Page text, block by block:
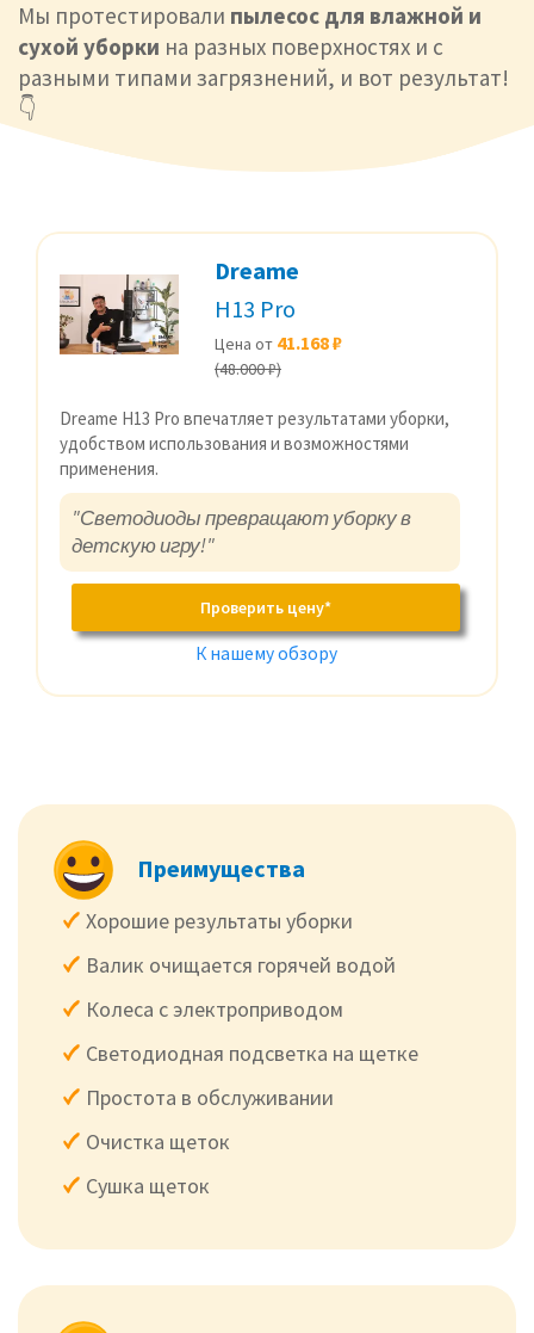
Мы протестировали пылесос для влажной и
сухой уборки на разных поверхностях и с
разными типами загрязнений, и вот результат!
👇
Dreame
H13 Pro
Цена от 41.168 ₽
(48.000 ₽)
Dreame H13 Pro впечатляет результатами уборки,
удобством использования и возможностями
применения.
"Светодиоды превращают уборку в
детскую игру!"
Проверить цену*
К нашему обзору
Преимущества
Хорошие результаты уборки
Валик очищается горячей водой
Колеса с электроприводом
Светодиодная подсветка на щетке
Простота в обслуживании
Очистка щеток
Сушка щеток